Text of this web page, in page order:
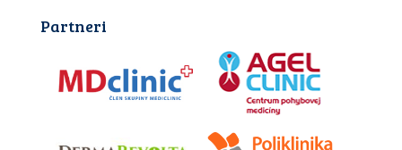
Partneri